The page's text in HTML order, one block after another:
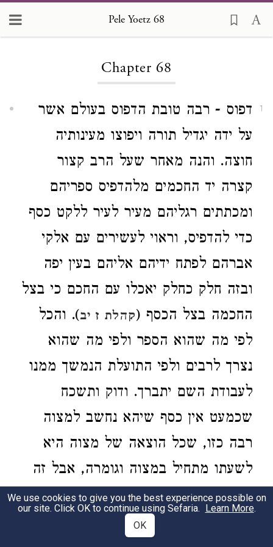
Pele Yoetz 68
Chapter 68
1
דפוס - רבה טובת הדפוס בעולם אשר
על ידה יגדיל תורה ויפוצו מעינותיה
חוצה. והנה מאחר שעל הרב קצור
קצרה יד החכמים מלהדפיס ספריהם
ומכתתים רגליהם מעיר לעיר ללקט כסף
כדי להדפיס, וראוי לעשירים עם אלקי
אברהם לפתח ידיהם אליהם בעין יפה
ובזה חלק כחלק יאכלו עם החכם כי בצל
החכמה בצל הכסף (קהלת ז יב). והכל
לפי מה שהוא הספר ולפי מה שהוא
נצרך לרבים ולפי התועלת הנמשך ממנו
לעבודת השם יתברך. ודוק ותשכח
שכמעט אין כסף שיהא נחשב למצוה
רבה כזו, שכל הוצאה של מצוה היא
לשעתו מתחיל במצוה וגומרה, אבל זה
הנותן לצרך הדפוס צדקתו עומדת לעד
לדור דורים והוא מזכה את הרבים זכות
We use cookies to give you the best experience possible on
our site. Click OK to continue using Sefaria. Learn More.
OK